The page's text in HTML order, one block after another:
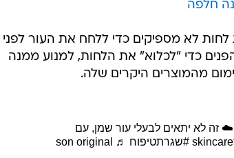
חלפה
לחות לא מספיקים כדי ללחח את העור לפני
כדי "לכלוא" את הלחות, למנוע ממנה
מהמוצרים היקרים שלה.
with @Fanny | ASMR & skincare ☁️ זה לא יתאים לבעלי עור שמן, עם
#שגרתטיפוח
♬ son original